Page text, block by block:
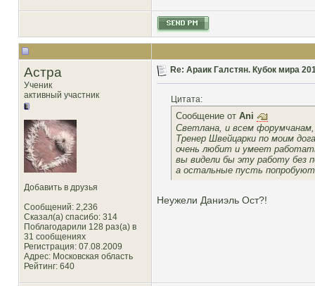
Астра
Ученик
активный участник
Добавить в друзья
Сообщений: 2,236
Сказал(а) спасибо: 314
Поблагодарили 128 раз(а) в
31 сообщениях
Регистрация: 07.08.2009
Адрес: Московская область
Рейтинг: 640
Re: Араик Галстян. Кубок мира
Цитата:
Сообщение от Ani
Светлана, и всем форумчанам,
Тренер Швейцарки по моим
очень любит и умеет
вы видели бы эту работу без
а остальные пусть
Неужели Даниэль Ост?!